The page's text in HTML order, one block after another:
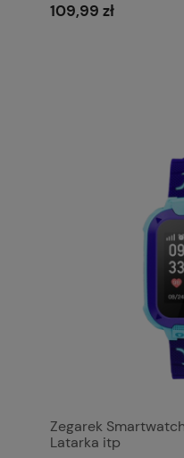
109,99 zł
Zegarek
Latarka itp